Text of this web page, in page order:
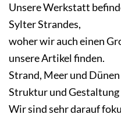
Unsere Werkstatt
Sylter Strandes,
woher wir auch einen
unsere Artikel finden.
Strand, Meer und
Struktur und Gestaltung
Wir sind sehr darauf